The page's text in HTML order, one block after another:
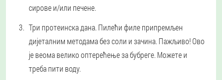
сирове и/или печене.
Три протеинска дана.Пилећи филе припремљен
дијеталним методама без соли и зачина. Пажљиво! Ово
је веома велико оптерећење за бубреге. Можете и
треба пити воду.